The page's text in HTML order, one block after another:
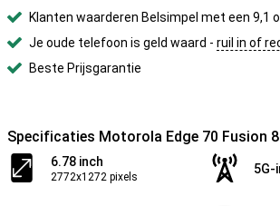
Klanten waarderen Belsimpel met een 9,1
Je oude telefoon is geld waard - ruil in of
Beste Prijsgarantie
Specificaties Motorola Edge 70 Fusion
6.78 inch
2772x1272 pixels
5G-